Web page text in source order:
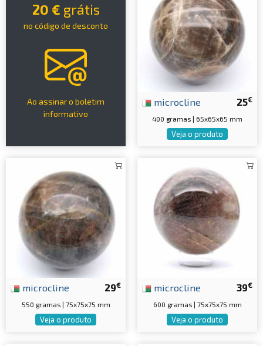
20 € grátis
no código de desconto
Ao assinar o boletim
informativo
25€
microcline
400 gramas | 65x65x65 mm
Veja o produto
29€
microcline
550 gramas | 75x75x75 mm
Veja o produto
39€
microcline
600 gramas | 75x75x75 mm
Veja o produto